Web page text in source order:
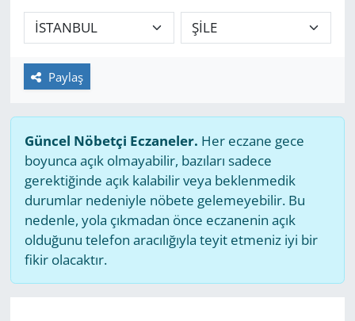
Paylaş
Güncel Nöbetçi Eczaneler. Her eczane gece
boyunca açık olmayabilir, bazıları sadece
gerektiğinde açık kalabilir veya beklenmedik
durumlar nedeniyle nöbete gelemeyebilir. Bu
nedenle, yola çıkmadan önce eczanenin açık
olduğunu telefon aracılığıyla teyit etmeniz iyi bir
fikir olacaktır.
GÜNDEM
HABERDE İNSAN
MAGAZİN
POLİTİKA
RESMİ İLANLAR
SAĞLIK